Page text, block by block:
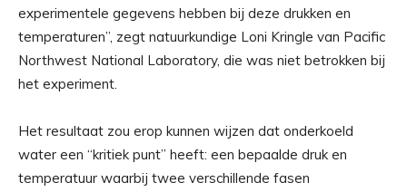
experimentele gegevens hebben bij deze drukken en
temperaturen”, zegt natuurkundige Loni Kringle van Pacific
Northwest National Laboratory, die was niet betrokken bij
het experiment.
Het resultaat zou erop kunnen wijzen dat onderkoeld
water een “kritiek punt” heeft: een bepaalde druk en
temperatuur waarbij twee verschillende fasen